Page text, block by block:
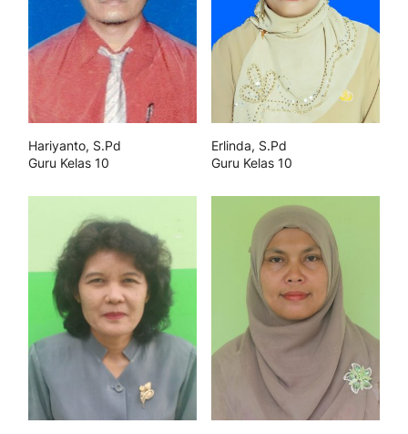
Hariyanto, S.Pd
Guru Kelas 10
Erlinda, S.Pd
Guru Kelas 10